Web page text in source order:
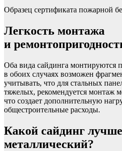
Образец сертификата пожарной
Легкость монтажа
и
Оба вида сайдинга монтируются
в обоих случаях возможен
учитывать, что для стальных
тяжелых, рекомендуется монтаж
что создает дополнительную
общестроительные расходы.
Какой сайдинг
металлический?